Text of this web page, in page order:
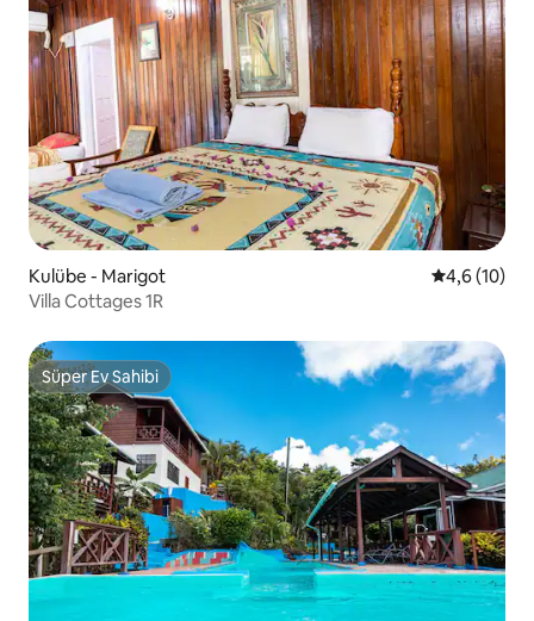
Kulübe - Marigot 5 üzerinden
4,6 (10)
Villa Cottages 1R
Süper Ev Sahibi
Süper Ev Sahibi